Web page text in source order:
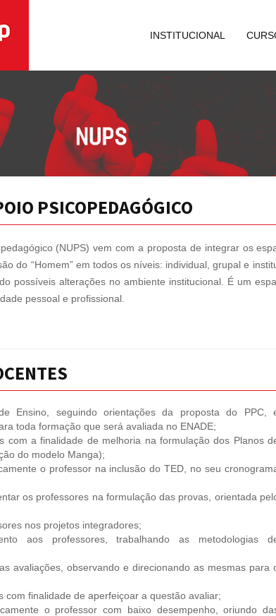
INSTITUCIONAL
PSICOPEDAGÓGICO
(NUPS) vem com a proposta de integrar os
do “Homem” em todos os níveis: individual, grupal e
possíveis alterações no ambiente institucional. É um
pessoal e profissional.
Ensino, seguindo orientações da proposta do PPC,
toda formação que será avaliada no ENADE;
com a finalidade de melhoria na formulação dos Planos
do modelo Manga);
o professor na inclusão do TED, no seu
os professores na formulação das provas, orientada
nos projetos integradores;
aos professores, trabalhando as metodologias
avaliações, observando e direcionando as mesmas para
com finalidade de aperfeiçoar a questão avaliar;
o professor com baixo desempenho, oriundo